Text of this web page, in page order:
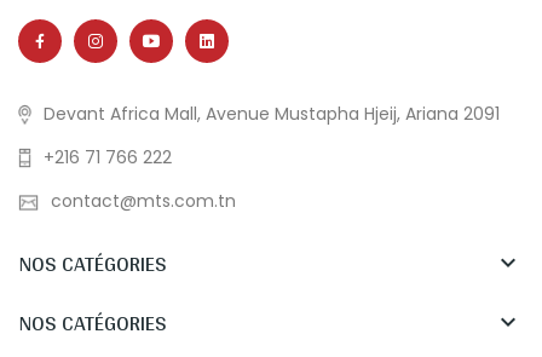
Devant Africa Mall, Avenue Mustapha Hjeij, Ariana 2091
+216 71 766 222
contact@mts.com.tn
NOS CATÉGORIES 
NOS CATÉGORIES 